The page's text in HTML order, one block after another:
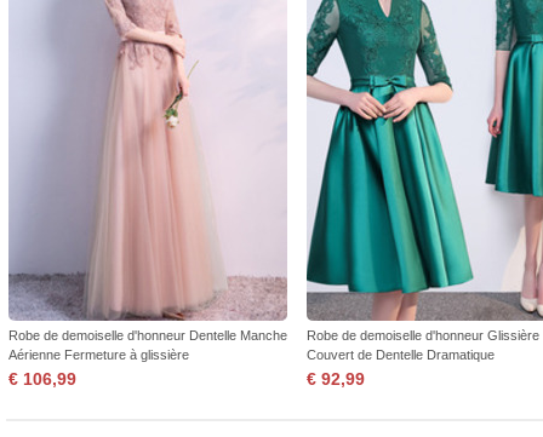
Robe de demoiselle d'honneur Dentelle Manche
Aérienne Fermeture à glissière
€ 106,99
Robe de demoiselle d'honneur Glissière
Couvert de Dentelle Dramatique
€ 92,99